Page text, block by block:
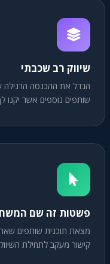
שיווק רב שכבתי
הגדל את ההכנסה הרגילה
שותפים נוספים אשר יקנו
פשטות זה שם
מצאת תוכנית שותפים
קישור מעקב לתחילת